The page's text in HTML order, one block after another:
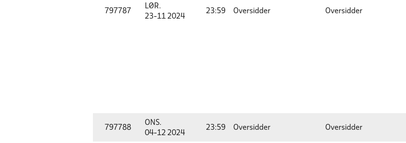
797787
LØR.
23-11 2024
23:59 Oversidder Oversidder
797788
ONS.
04-12 2024
23:59 Oversidder Oversidder